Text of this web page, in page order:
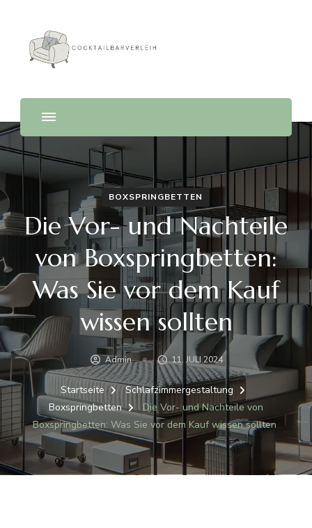
Cocktailbarverleih
BOXSPRINGBETTEN
Die Vor- und Nachteile
von Boxspringbetten:
Was Sie vor dem Kauf
wissen sollten
Admin 11. JULI 2024
Startseite
Schlafzimmergestaltung
Boxspringbetten
Die Vor- und Nachteile von
Boxspringbetten: Was Sie vor dem Kauf wissen sollten